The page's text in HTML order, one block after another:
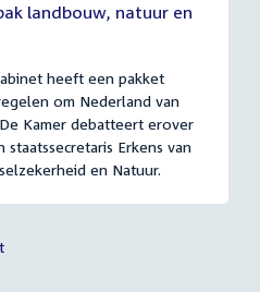
landbouw, natuur en
heeft een pakket
om Nederland van
Kamer debatteert erover
staatssecretaris Erkens van
en Natuur.